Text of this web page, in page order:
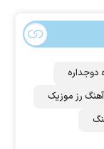
دوجداره
آهنگ رز‌ موزیک